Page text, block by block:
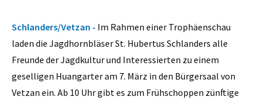
Schlanders/Vetzan - Im Rahmen einer Trophäenschau
laden die Jagdhornbläser St. Hubertus Schlanders alle
Freunde der Jagdkultur und Interessierten zu einem
geselligen Huangarter am 7. März in den Bürgersaal von
Vetzan ein. Ab 10 Uhr gibt es zum Frühschoppen zünftige